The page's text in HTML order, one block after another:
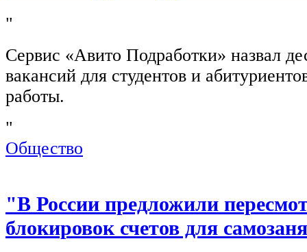
"
Сервис «Авито Подработки» назвал
вакансий для студентов и
работы.
"
Общество
"В России предложили
блокировок счетов для